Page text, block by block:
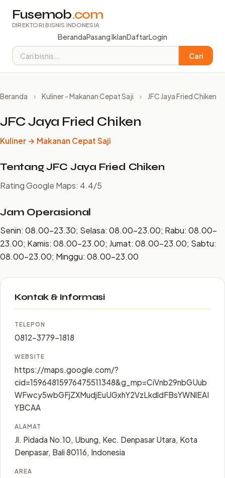
Fusemob.com
DIREKTORI BISNIS INDONESIA
BerandaPasang IklanDaftarLogin
Cari
Beranda › Kuliner - Makanan Cepat Saji › JFC Jaya Fried Chiken
JFC Jaya Fried Chiken
Kuliner → Makanan Cepat Saji
Tentang JFC Jaya Fried Chiken
Rating Google Maps: 4.4/5
Jam Operasional
Senin: 08.00–23.30; Selasa: 08.00–23.00; Rabu: 08.00–
23.00; Kamis: 08.00–23.00; Jumat: 08.00–23.00; Sabtu:
08.00–23.00; Minggu: 08.00–23.00
Kontak & Informasi
TELEPON
0812-3779-1818
WEBSITE
https://maps.google.com/?
cid=15964815976475511348&g_mp=CiVnb29nbGUub
WFwcy5wbGFjZXMudjEuUGxhY2VzLkdldFBsYWNlEAI
YBCAA
ALAMAT
Jl. Pidada No.10, Ubung, Kec. Denpasar Utara, Kota
Denpasar, Bali 80116, Indonesia
AREA